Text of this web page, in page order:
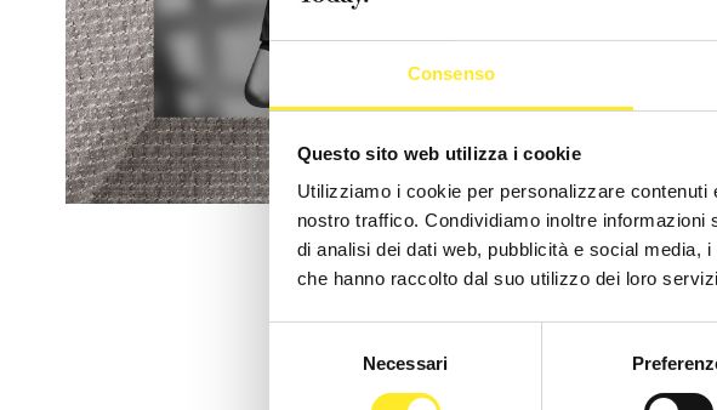
Consenso
Questo sito web utilizza i cookie
Utilizziamo i cookie per personalizzare
nostro traffico. Condividiamo inoltre
di analisi dei dati web, pubblicità e social media,
che hanno raccolto dal suo utilizzo dei loro
Necessari
Fluidità e